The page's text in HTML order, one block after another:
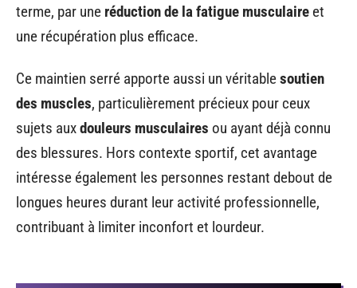
terme, par une réduction de la fatigue musculaire et
une récupération plus efficace.
Ce maintien serré apporte aussi un véritablesoutien
des muscles, particulièrement précieux pour ceux
sujets auxdouleurs musculaires ou ayant déjà connu
des blessures. Hors contexte sportif, cet avantage
intéresse également les personnes restant debout de
longues heures durant leur activité professionnelle,
contribuant à limiter inconfort et lourdeur.